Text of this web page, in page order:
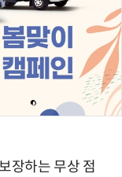
장하는 무상 점